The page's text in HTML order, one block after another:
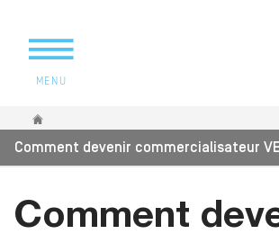
MENU
Vous êtes ici
Comment devenir commercialisateur
Comment